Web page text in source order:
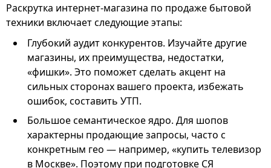
Раскрутка интернет-магазина по продаже бытовой
техники включает следующие этапы:
Глубокий аудит конкурентов. Изучайте другие
магазины, их преимущества, недостатки,
«фишки». Это поможет сделать акцент на
сильных сторонах вашего проекта, избежать
ошибок, составить УТП.
Большое семантическое ядро. Для шопов
характерны продающие запросы, часто с
конкретным гео — например, «купить телевизор
в Москве». Поэтому при подготовке СЯ